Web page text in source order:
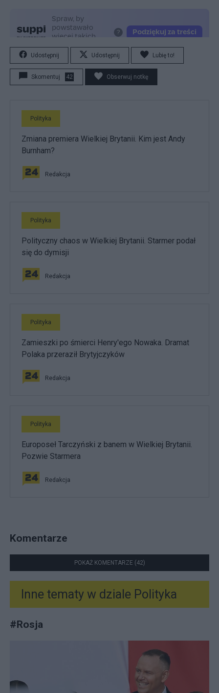
Udostępnij Udostępnij Lubię to!
Skomentuj 42 Obserwuj notkę
Polityka
Zmiana premiera Wielkiej Brytanii. Kim jest Andy
Burnham?
Redakcja
Polityka
Polityczny chaos w Wielkiej Brytanii. Starmer podał
się do dymisji
Redakcja
Polityka
Zamieszki po śmierci Henry'ego Nowaka. Dramat
Polaka przeraził Brytyjczyków
Redakcja
Polityka
Europoseł Tarczyński z banem w Wielkiej Brytanii.
Pozwie Starmera
Redakcja
Komentarze
POKAŻ KOMENTARZE (42)
Inne tematy w dziale Polityka
#Rosja